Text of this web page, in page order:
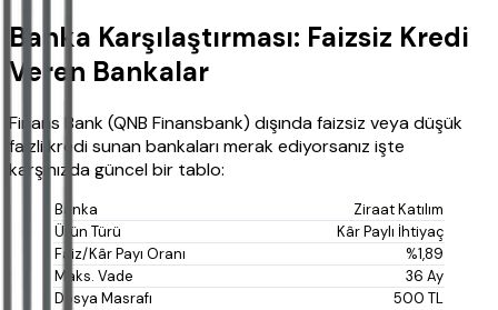
Banka Karşılaştırması: Faizsiz Kredi
Veren Bankalar
Finans Bank (QNB Finansbank) dışında faizsiz veya düşük
faizli kredi sunan bankaları merak ediyorsanız işte
karşınızda güncel bir tablo:
Ziraat Katılım
Kâr Paylı İhtiyaç
%1,89
36 Ay
500 TL